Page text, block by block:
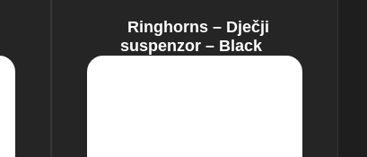
Ringhorns – Dječji
suspenzor – Black